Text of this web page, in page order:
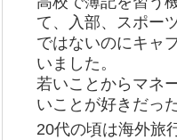
て、入部、スポー
ではないのにキャ
いました。
若いことからマネ
いことが好きだっ
20代の頃は海外旅